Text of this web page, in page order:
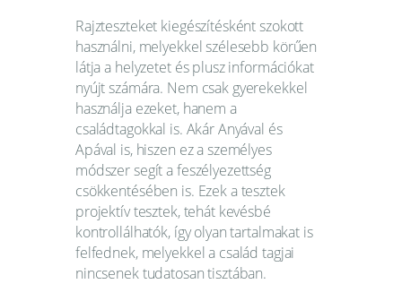
Rajzteszteket kiegészítésként szokott
használni, melyekkel szélesebb körűen
látja a helyzetet és plusz információkat
nyújt számára. Nem csak gyerekekkel
használja ezeket, hanem a
családtagokkal is. Akár Anyával és
Apával is, hiszen ez a személyes
módszer segít a feszélyezettség
csökkentésében is. Ezek a tesztek
projektív tesztek, tehát kevésbé
kontrollálhatók, így olyan tartalmakat is
felfednek, melyekkel a család tagjai
nincsenek tudatosan tisztában.